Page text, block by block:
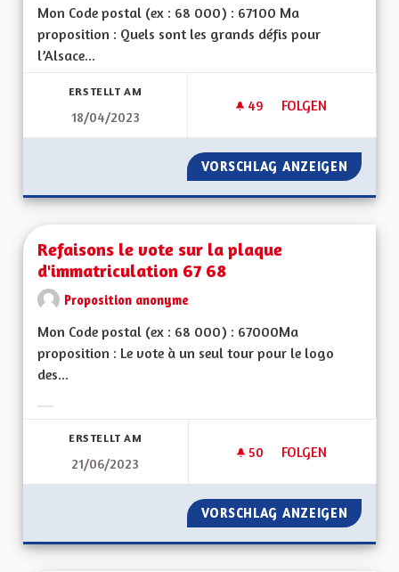
Mon Code postal (ex : 68 000) : 67100 Ma
proposition : Quels sont les grands défis pour
l’Alsace...
ERSTELLT AM
18/04/2023
49 49 FOLLOWER
FOLGEN
RÉGION ALSACE
VORSCHLAG ANZEIGEN
Refaisons le vote sur la plaque
d'immatriculation 67 68
Proposition anonyme
Mon Code postal (ex : 68 000) : 67000Ma
proposition : Le vote à un seul tour pour le logo
des...
ERSTELLT AM
21/06/2023
50 50 FOLLOWER
FOLGEN
REFAISONS LE
VORSCHLAG ANZEIGEN